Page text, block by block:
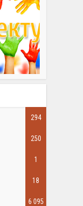
294
250
1
18
6 095